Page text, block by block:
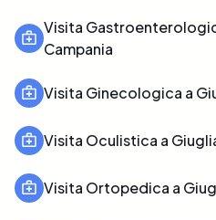
Visita
Campania
Visita Ginecologica a
Visita Oculistica a
Visita Ortopedica a